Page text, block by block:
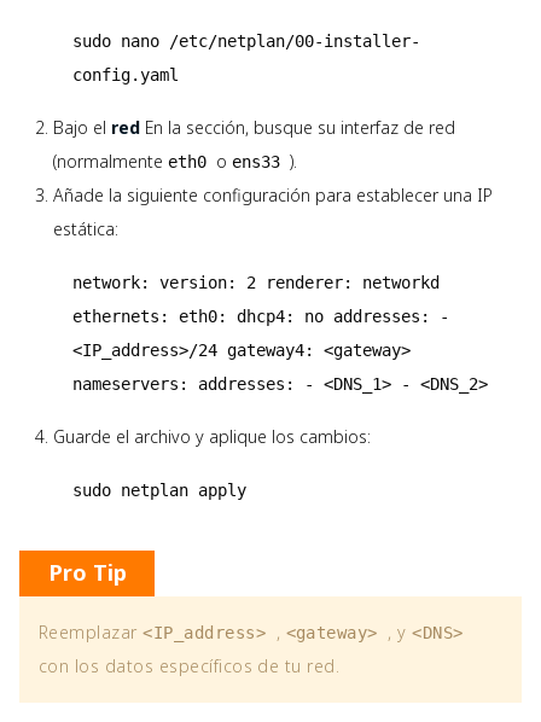
sudo nano /etc/netplan/00-installer-
config.yaml
Bajo el red En la sección, busque su interfaz de red
(normalmente eth0 o ens33 ).
Añade la siguiente configuración para establecer una IP
estática:
network: version: 2 renderer:
networkd
ethernets:
eth0: dhcp4: no addresses:
-
<IP_address>/24 gateway4:
<gateway>
nameservers:
addresses: - <DNS_1> - <DNS_2>
Guarde el archivo y aplique los cambios:
sudo netplan apply
Pro Tip
Reemplazar<IP_address> , <gateway> , y<DNS>
con los datos específicos de tu red.